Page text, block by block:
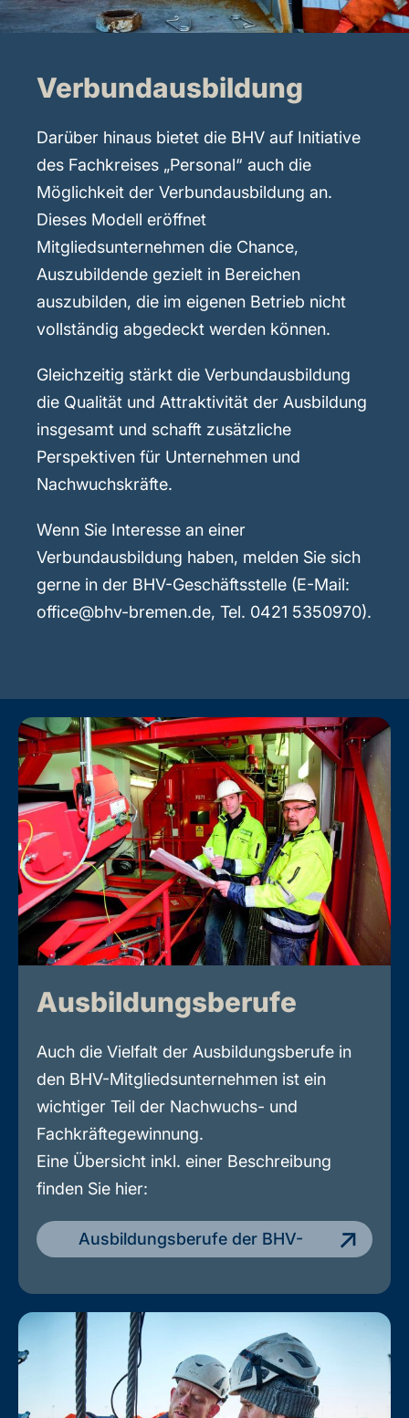
Verbundausbildung
Darüber hinaus bietet die BHV auf Initiative
des Fachkreises „Personal“ auch die
Möglichkeit der Verbundausbildung an.
Dieses Modell eröffnet
Mitgliedsunternehmen die Chance,
Auszubildende gezielt in Bereichen
auszubilden, die im eigenen Betrieb nicht
vollständig abgedeckt werden können.
Gleichzeitig stärkt die Verbundausbildung
die Qualität und Attraktivität der Ausbildung
insgesamt und schafft zusätzliche
Perspektiven für Unternehmen und
Nachwuchskräfte.
Wenn Sie Interesse an einer
Verbundausbildung haben, melden Sie sich
gerne in der BHV-Geschäftsstelle (E-Mail:
office@bhv-bremen.de, Tel. 0421 5350970).
Ausbildungsberufe
Auch die Vielfalt der Ausbildungsberufe in
den BHV-Mitgliedsunternehmen ist ein
wichtiger Teil der Nachwuchs- und
Fachkräftegewinnung.
Eine Übersicht inkl. einer Beschreibung
finden Sie hier:
Ausbildungsberufe der BHV-